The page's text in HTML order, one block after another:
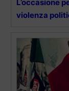
L’occasione
violenza